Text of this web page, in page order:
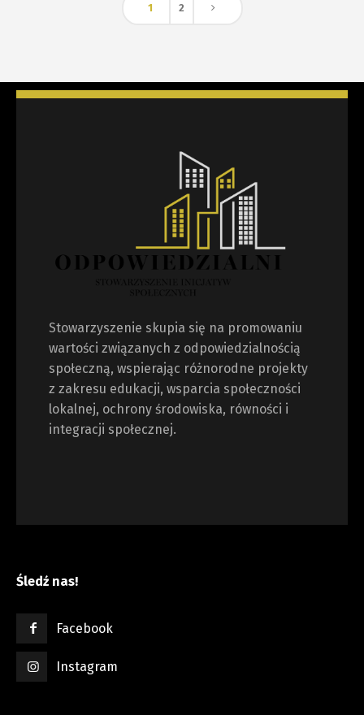
1 2
Stowarzyszenie skupia się na promowaniu
wartości związanych z odpowiedzialnością
społeczną, wspierając różnorodne projekty
z zakresu edukacji, wsparcia społeczności
lokalnej, ochrony środowiska, równości i
integracji społecznej.
Śledź nas!
Facebook
Instagram